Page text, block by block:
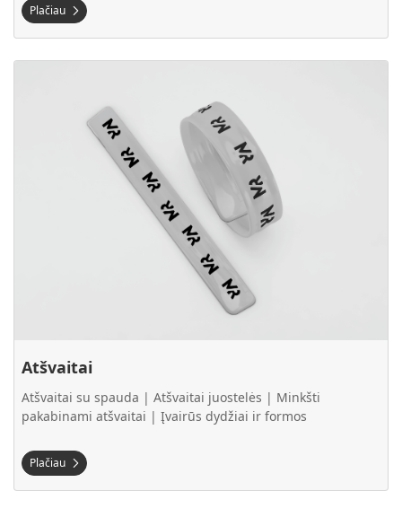
Plačiau
Atšvaitai
Atšvaitai su spauda | Atšvaitai juostelės | Minkšti
pakabinami atšvaitai | Įvairūs dydžiai ir formos
Plačiau